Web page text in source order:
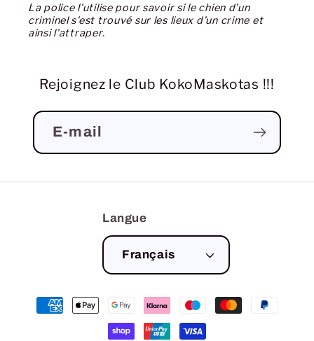
La police l'utilise pour savoir si le chien d'un
criminel s'est trouvé sur les lieux d'un crime et
ainsi l'attraper.
Rejoignez le Club KokoMaskotas !!!
E-mail
Langue
Français
Moyens